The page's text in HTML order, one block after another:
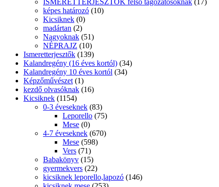
képes határozó (10)
Kicsiknek (0)
madártan (2)
Nagyoknak (51)
NÉPRAJZ (10)
Ismeretterjesztők (139)
Kalandregény (16 éves kortól) (34)
Kalandregény 10 éves kortól (34)
Képzőművészet (1)
kezdő olvasóknak (16)
Kicsiknek (1154)
0-3 éveseknek (83)
Leporello (75)
Mese (0)
4-7 éveseknek (670)
Mese (598)
Vers (71)
Babakönyv (15)
gyermekvers (22)
kicsiknek leporello,lapozó (146)